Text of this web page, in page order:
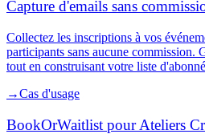
Capture d'emails sans
Collectez les inscriptions à vos
participants sans aucune commission.
tout en construisant votre liste
→Cas d'usage
BookOrWaitlist pour Ateliers